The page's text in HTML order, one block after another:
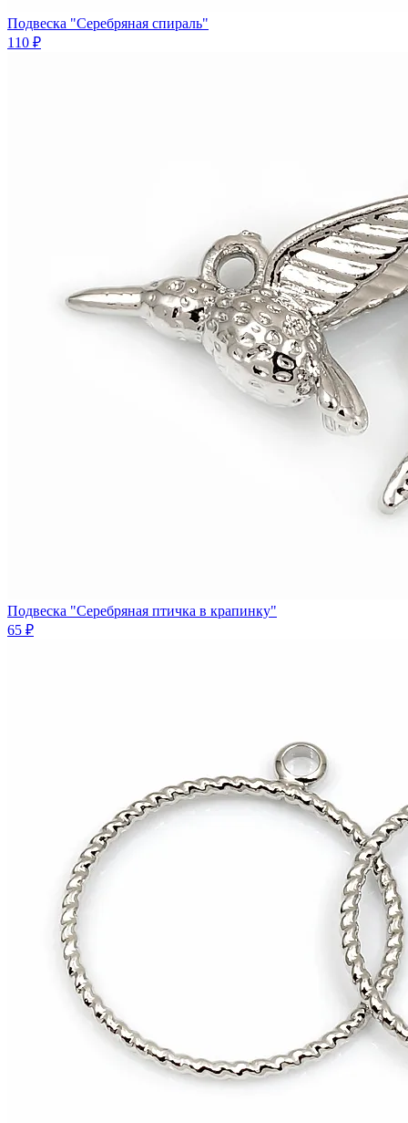
Подвеска "Серебряная спираль"
110 ₽
Подвеска "Серебряная птичка в крапинку"
65 ₽